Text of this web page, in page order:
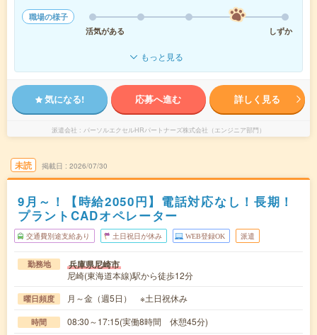
職場の様子
活気がある
しずか
もっと見る
気になる! 応募へ進む 詳しく見る
派遣会社 パーソルエクセルHRパートナーズ株式会社（エンジニア部門）
未読 掲載日 2026/07/30
9月～！【時給2050円】電話対応なし！長期！
プラントCADオペレーター
交通費別途支給あり 土日祝日が休み WEB登録OK 派遣
勤務地 兵庫県尼崎市
尼崎(東海道本線)駅から徒歩12分
曜日頻度 月～金（週5日） ※土日祝休み
時間 08:30～17:15(実働8時間 休憩45分)